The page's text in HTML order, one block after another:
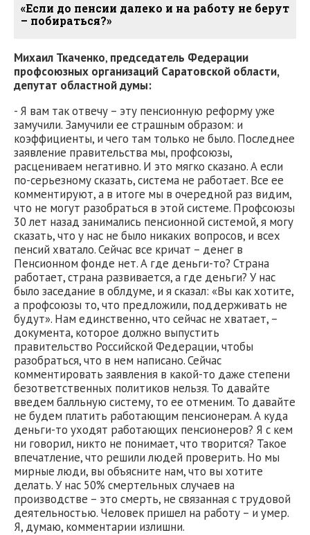
«Если до пенсии далеко и на работу не берут
– побираться?»
Михаил Ткаченко, председатель Федерации
профсоюзных организаций Саратовской области,
депутат областной думы:
- Я вам так отвечу – эту пенсионную реформу уже
замучили. Замучили ее страшным образом: и
коэффициенты, и чего там только не было. Последнее
заявление правительства мы, профсоюзы,
расцениваем негативно. И это мягко сказано. А если
по-серьезному сказать, система не работает. Все ее
комментируют, а в итоге мы в очередной раз видим,
что не могут разобраться в этой системе. Профсоюзы
30 лет назад занимались пенсионной системой, я могу
сказать, что у нас не было никаких вопросов, и всех
пенсий хватало. Сейчас все кричат – денег в
Пенсионном фонде нет. А где деньги-то? Страна
работает, страна развивается, а где деньги? У нас
было заседание в облдуме, и я сказал: «Вы как хотите,
а профсоюзы то, что предложили, поддерживать не
будут». Нам единственно, что сейчас не хватает, –
документа, которое должно выпустить
правительство Российской Федерации, чтобы
разобраться, что в нем написано. Сейчас
комментировать заявления в какой-то даже степени
безответственных политиков нельзя. То давайте
введем балльную систему, то ее отменим. То давайте
не будем платить работающим пенсионерам. А куда
деньги-то уходят работающих пенсионеров? Я с кем
ни говорил, никто не понимает, что творится? Такое
впечатление, что решили людей проверить. Но мы
мирные люди, вы объясните нам, что вы хотите
делать. У нас 50% смертельных случаев на
производстве – это смерть, не связанная с трудовой
деятельностью. Человек пришел на работу – и умер.
Я, думаю, комментарии излишни.